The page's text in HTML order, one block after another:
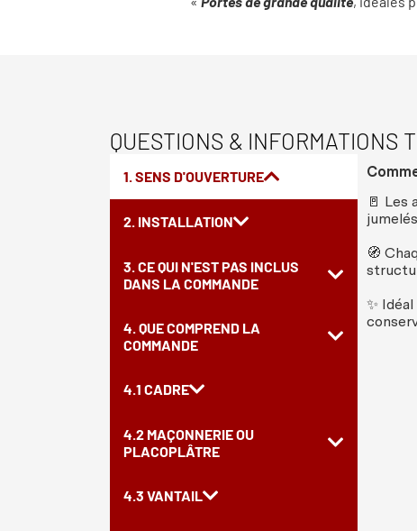
QUESTIONS & INFORMATIONS
1. SENS D'OUVERTURE
2. INSTALLATION
3. CE QUI N'EST PAS INCLUS
DANS LA COMMANDE
4. QUE COMPREND LA
COMMANDE
4.1 CADRE
4.2 MAÇONNERIE OU
PLACOPLÂTRE
4.3 VANTAIL
🚪 Les
🧭
✨